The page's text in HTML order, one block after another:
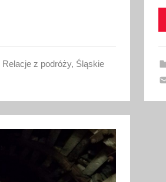
Relacje z podróży, Śląskie
w
n
o